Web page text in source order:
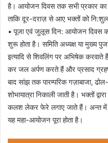
है। आयोजन दिवस तक सभी प्रकार का
ताकि दूर-दराज़ से आए भक्तों को
• पूजा एवं जुलूस दिन: आयोजन दिवस
शुरू होता है। समिति अध्यक्ष या मुख्य
इत्यादि से शिवलिंग पर अभिषेक
कर जल अर्पण करते हैं और प्रसाद
बाद सांझ तक पारम्परिक गज़ाबाजा,
शोभायात्रा निकाली जाती है। भक्तों
कलश लेकर फेरे लगाए जाते हैं। अन्त में
यह महा-आयोजन पूरा होता है।